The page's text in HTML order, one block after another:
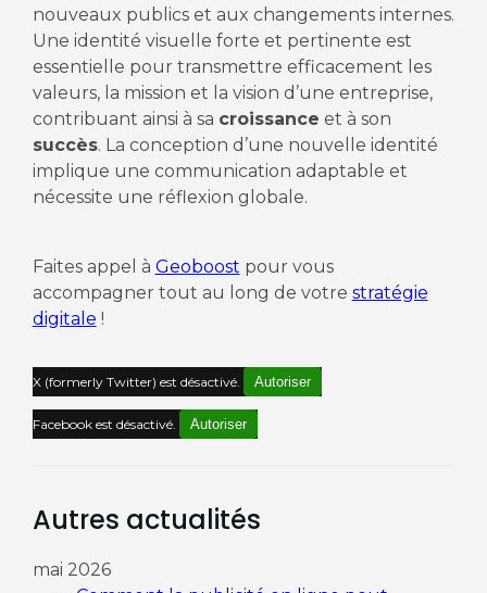
nouveaux publics et aux changements internes.
Une identité visuelle forte et pertinente est
essentielle pour transmettre efficacement les
valeurs, la mission et la vision d’une entreprise,
contribuant ainsi à sa croissance et à son
succès. La conception d’une nouvelle identité
implique une communication adaptable et
nécessite une réflexion globale.
Faites appel à Geoboost pour vous
accompagner tout au long de votre stratégie
digitale !
X (formerly Twitter) est désactivé. Autoriser
Facebook est désactivé. Autoriser
Autres actualités
mai 2026